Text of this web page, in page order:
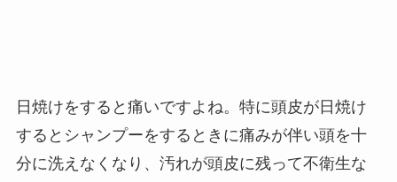
日焼けをすると痛いですよね。特に頭皮が日焼け
するとシャンプーをするときに痛みが伴い頭を十
分に洗えなくなり、汚れが頭皮に残って不衛生な